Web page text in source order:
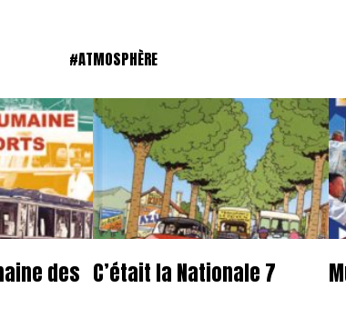
#ATMOSPHÈRE
des C’était la Nationale 7